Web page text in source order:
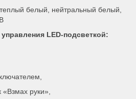
белый, нейтральный белый,
LED-подсветкой:
«Взмах руки»,